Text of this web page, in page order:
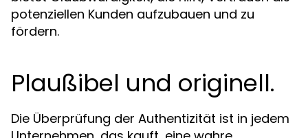
potenziellen Kunden aufzubauen und zu
fördern.
Plaußibel und originell.
Die Überprüfung der Authentizität ist in jedem